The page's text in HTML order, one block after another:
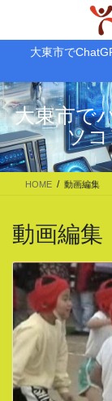
テ
に
移
ゲ
ョ
ン
移
動
大東市で
大東市で
ソ
HOME 動画編集
動画編集